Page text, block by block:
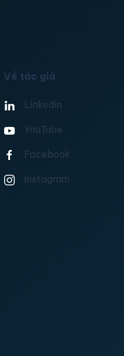
Về tác giả
Linkedin
YouTube
Facebook
Instagram